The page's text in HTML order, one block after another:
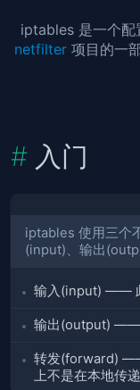
iptables 是一个配
netfilter 项目的一
入门
iptables 使用三个
(input)、输出
输入(input) ——
输出(output) ——
转发(forward)
上不是在本地传